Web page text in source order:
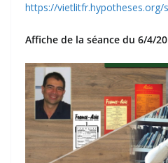
https://vietlitfr.hypotheses.org/
Affiche de la séance du 6/4/